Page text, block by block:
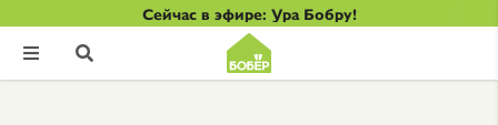
Сейчас в эфире: Ура Бобру!
 